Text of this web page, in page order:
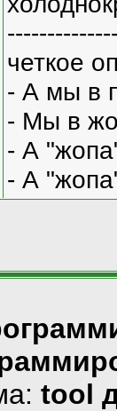
четкое
- А мы в
- Мы в
- А
- А
tool